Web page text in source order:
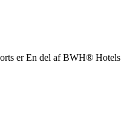
erEn del af BWH® Hotels